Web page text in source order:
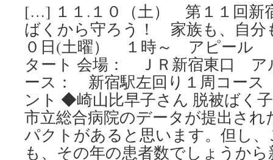
[…] １１.１０（土） 第１１回
ばくから守ろう！ 家族も、自分
０日(土曜） １時～ アピール
タート 会場： ＪＲ新宿東口 ア
ース： 新宿駅左回り１周コース
ント ◆崎山比早子さん 脱被ばく
市立総合病院のデータが提出さ
パクトがあると思います。但し
も、その年の患者数でしょうか